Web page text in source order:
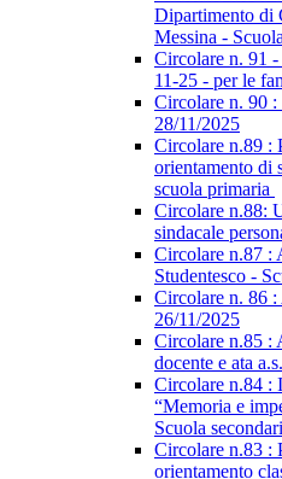
Dipartimento di
Messina -
Circolare n. 91
11-25 - per le
Circolare n. 90 :
28/11/2025
Circolare n.89 :
orientamento di
scuola primaria
Circolare n.88:
sindacale
Circolare n.87 :
Studentesco -
Circolare n. 86 :
26/11/2025
Circolare n.85 :
docente e ata
Circolare n.84 :
“Memoria e
Scuola
Circolare n.83 :
orientamento